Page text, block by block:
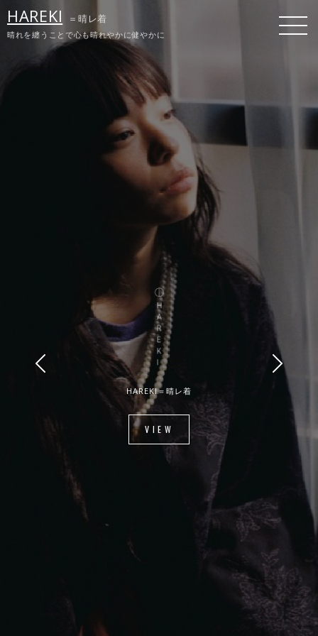
HAREKI ＝晴レ着
晴れを纏うことで心も晴れやかに健やかに
HAREKI＝晴レ着
VIEW